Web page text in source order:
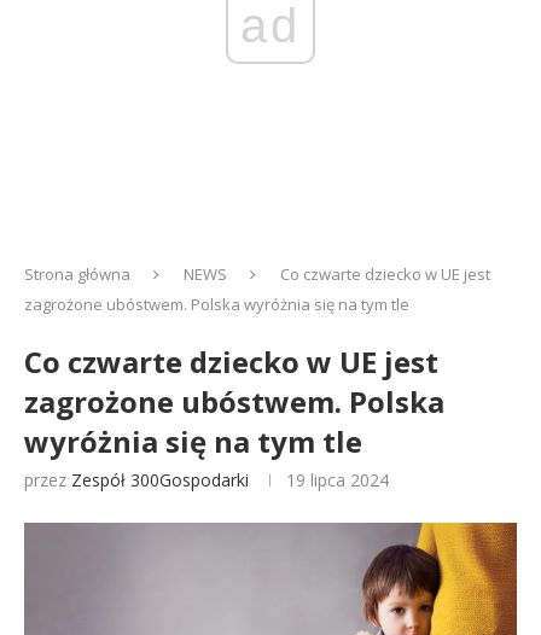
ad
Strona główna NEWS
Co czwarte dziecko w UE jest
zagrożone ubóstwem. Polska wyróżnia się na tym tle
Co czwarte dziecko w UE jest
zagrożone ubóstwem. Polska
wyróżnia się na tym tle
przez Zespół 300Gospodarki 19 lipca 2024